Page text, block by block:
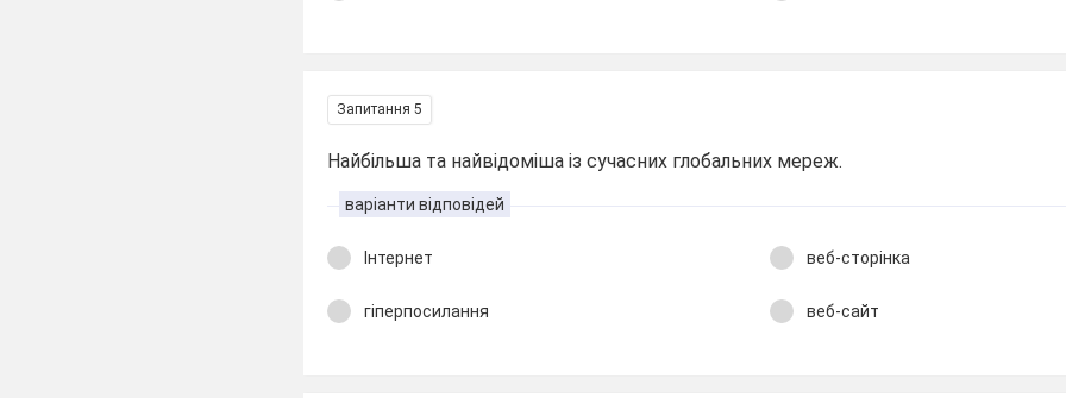
Запитання 5
Найбільша та найвідоміша із сучасних глобальних мереж.
варіанти відповідей
Інтернет веб-сторінка
гіперпосилання веб-сайт